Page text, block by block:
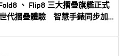
、 Flip8 三大摺疊旗艦正式
代摺疊體驗 智慧手錶同步加